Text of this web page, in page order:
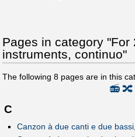
Pages in category "For
instruments, continuo"
The following 8 pages are in this
🔀
📻
C
Canzon à due canti e due